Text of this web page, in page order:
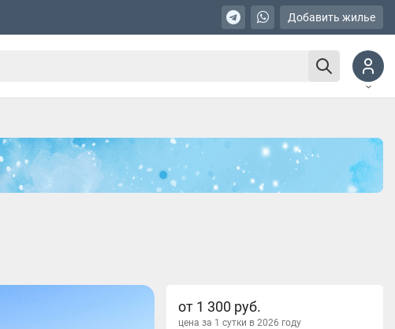
Добавить жилье
от 1 300 руб.
цена за 1 сутки в 2026 году